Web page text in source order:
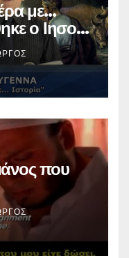
με…
ο Ιησούς
που